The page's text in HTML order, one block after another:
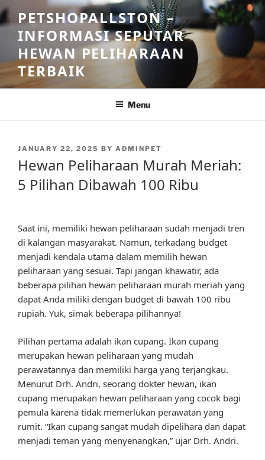
Skip
to
content
PETSHOPALLSTON –
INFORMASI SEPUTAR
HEWAN PELIHARAAN
TERBAIK
Menu
POSTED
JANUARY 22, 2025 BY ADMINPET
Hewan Peliharaan Murah Meriah:
5 Pilihan Dibawah 100 Ribu
Saat ini, memiliki hewan peliharaan sudah menjadi tren
di kalangan masyarakat. Namun, terkadang budget
menjadi kendala utama dalam memilih hewan
peliharaan yang sesuai. Tapi jangan khawatir, ada
beberapa pilihan hewan peliharaan murah meriah yang
dapat Anda miliki dengan budget di bawah 100 ribu
rupiah. Yuk, simak beberapa pilihannya!
Pilihan pertama adalah ikan cupang. Ikan cupang
merupakan hewan peliharaan yang mudah
perawatannya dan memiliki harga yang terjangkau.
Menurut Drh. Andri, seorang dokter hewan, ikan
cupang merupakan hewan peliharaan yang cocok bagi
pemula karena tidak memerlukan perawatan yang
rumit. “Ikan cupang sangat mudah dipelihara dan dapat
menjadi teman yang menyenangkan,” ujar Drh. Andri.